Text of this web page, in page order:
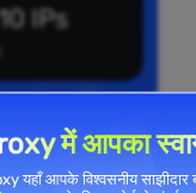
IPs
में आपका
यहाँ आपके विश्वसनीय साझीदार